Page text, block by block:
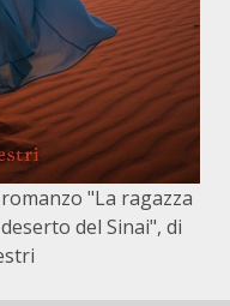
"La ragazza
del Sinai", di